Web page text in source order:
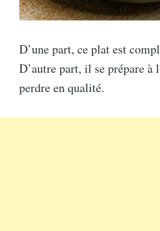
D’une part, ce plat est
D’autre part, il se prépare à
perdre en qualité.